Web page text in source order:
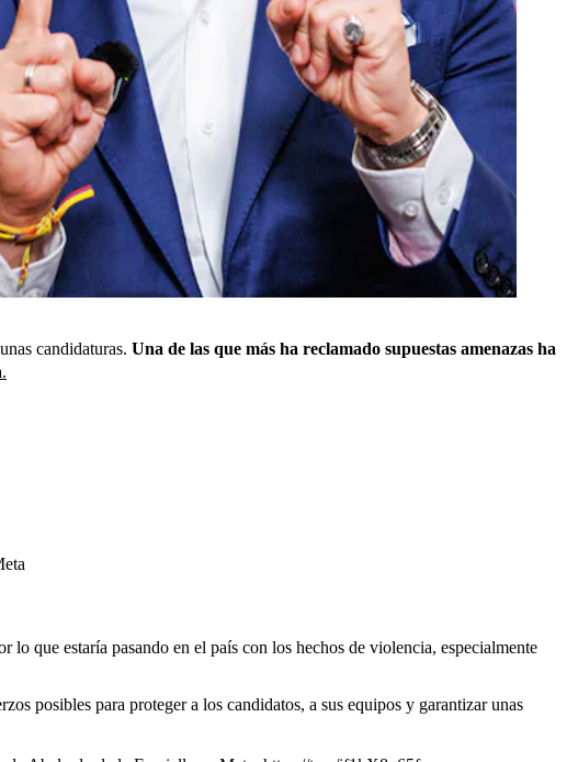
candidaturas. Una de las que más ha reclamado supuestas amenazas ha
que estaría pasando en el país con los hechos de violencia, especialmente
posibles para proteger a los candidatos, a sus equipos y garantizar unas